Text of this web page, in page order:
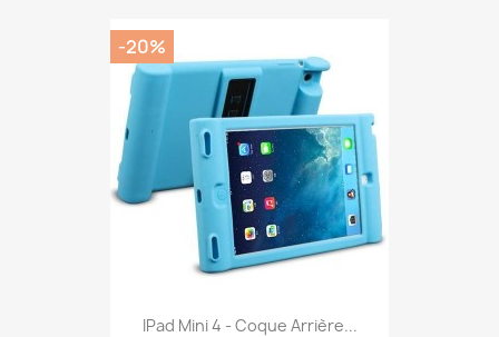
IPad Mini 4 - Coque Arrière...
-20%